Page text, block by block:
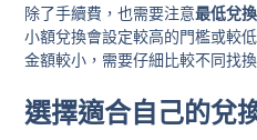
除了手續費，也需要注意最低兌
小額兌換會設定較高的門檻或較
金額較小，需要仔細比較不同找
選擇適合自己的兌